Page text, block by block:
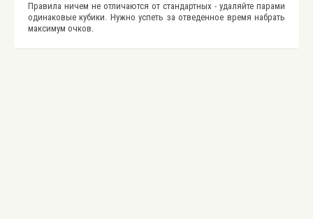
Правила ничем не отличаются от стандартных - удаляйте парами
одинаковые кубики. Нужно успеть за отведенное время набрать
максимум очков.